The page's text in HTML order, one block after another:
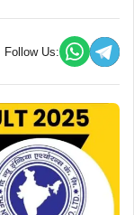
Follow Us: